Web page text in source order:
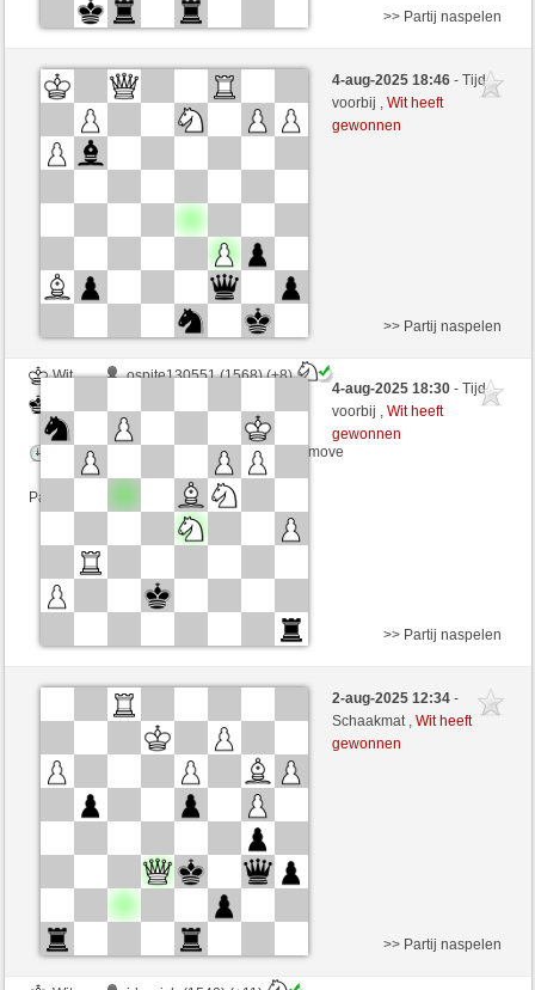
Wit
docblume (1616) (+6)
Zwart
RezaSd (1368) (-6)
Speelduur: 6 minutes/side + 0 seconds/move
>> Partij naspelen
4-aug-2025 18:46- Tijd
voorbij ,Wit heeft
gewonnen
Wit
ospite130551 (1568) (+8)
Speelduur: 6 minutes/side + 0 seconds/move
Partij telt mee voor de ranglijst
>> Partij naspelen
4-aug-2025 18:30- Tijd
voorbij ,Wit heeft
gewonnen
Wit
Joachim59 (1483) (+12)
RezaSd (1388) (-12)
Speelduur: 7 minutes/side + 0 seconds/move
Partij telt mee voor de ranglijst
>> Partij naspelen
2-aug-2025 12:34-
Schaakmat ,Wit heeft
gewonnen
>> Partij naspelen